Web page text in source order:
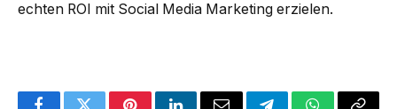
echten ROI mit Social Media Marketing erzielen.